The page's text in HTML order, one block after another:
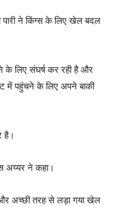
ने किंग्स के लिए खेल बदल
के लिए संघर्ष कर रही है और
में पहुंचने के लिए अपने बाकी
है।
अय्यर ने कहा।
अच्छी तरह से लड़ा गया खेल